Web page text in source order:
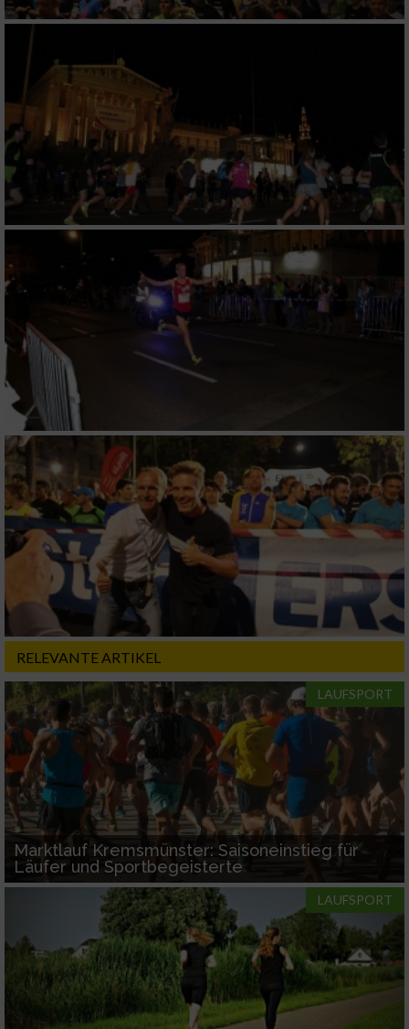
RELEVANTE ARTIKEL
LAUFSPORT
Marktlauf Kremsmünster: Saisoneinstieg für
Läufer und Sportbegeisterte
LAUFSPORT
Werbung